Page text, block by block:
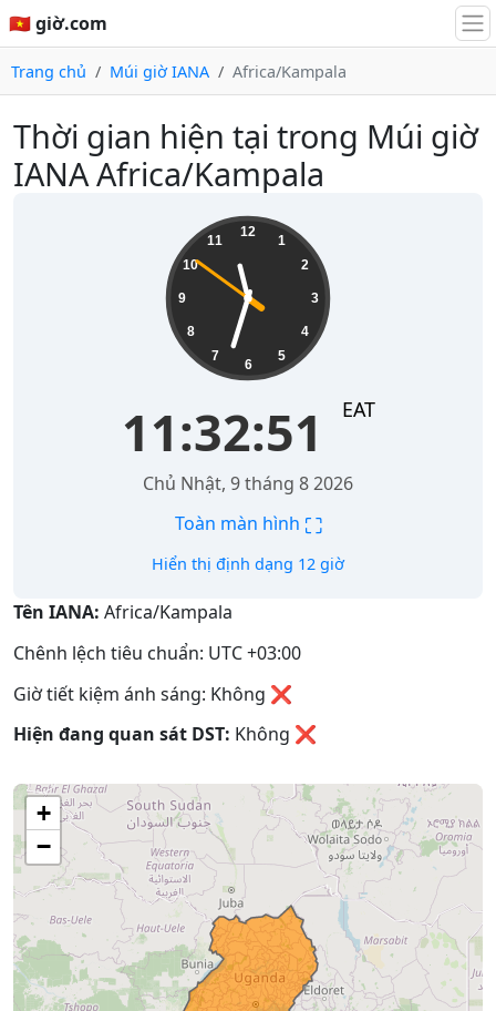
🇻🇳 giờ.com
Trang chủ Múi giờ IANA Africa/Kampala
Thời gian hiện tại trong Múi giờ
IANA Africa/Kampala
12
1
2
3
4
5
6
7
8
9
10
11
11:32:52 EAT
Chủ Nhật, 9 tháng 8 2026
Toàn màn hình ⛶
Hiển thị định dạng 12 giờ
Tên IANA: Africa/Kampala
Chênh lệch tiêu chuẩn: UTC +03:00
Giờ tiết kiệm ánh sáng: Không ❌
Hiện đang quan sát DST: Không ❌
+
−